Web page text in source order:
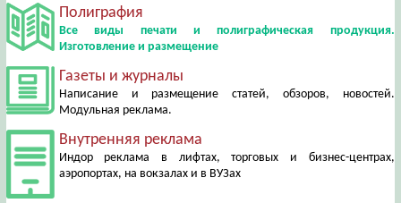
Полиграфия
Все виды печати и полиграфическая продукция.
Изготовление и размещение
Газеты и журналы
Написание и размещение статей, обзоров, новостей.
Модульная реклама.
Внутренняя реклама
Индор реклама в лифтах, торговых и бизнес-центрах,
аэропортах, на вокзалах и в ВУЗах